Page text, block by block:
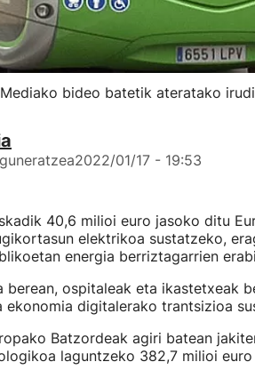
bideo batetik ateratako
2022/01/17 - 19:53
40,6 milioi euro jasoko ditu
elektrikoa sustatzeko,
energia berriztagarrien
berean, ospitaleak eta ikastetxeak
ekonomia digitalerako trantsizioa
Batzordeak agiri batean
laguntzeko 382,7 milioi